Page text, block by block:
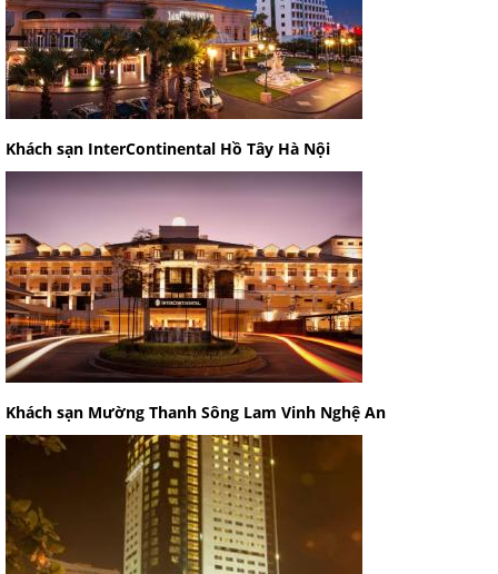
Khách sạn InterContinental Hồ Tây Hà Nội
Khách sạn Mường Thanh Sông Lam Vinh Nghệ An